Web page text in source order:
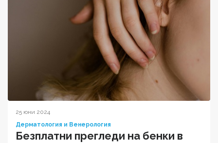
25 юни 2024
Дерматология и Венерология
Безплатни прегледи на бенки в